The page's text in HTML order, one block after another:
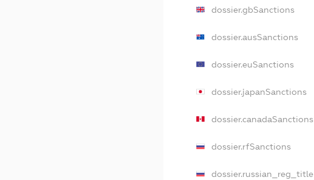
dossier.gbSanctions
dossier.ausSanctions
dossier.euSanctions
dossier.japanSanctions
dossier.canadaSanctions
dossier.rfSanctions
dossier.russian_reg_title